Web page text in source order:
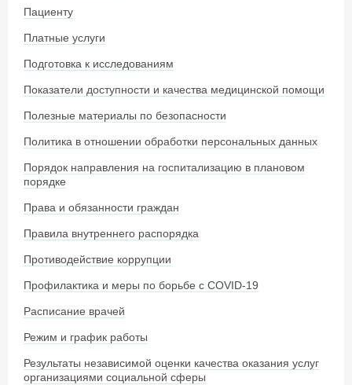
Пациенту
Платные услуги
Подготовка к исследованиям
Показатели доступности и качества медицинской помощи
Полезные материалы по безопасности
Политика в отношении обработки персональных данных
Порядок направления на госпитализацию в плановом
порядке
Права и обязанности граждан
Правила внутреннего распорядка
Противодействие коррупции
Профилактика и меры по борьбе с COVID-19
Расписание врачей
Режим и график работы
Результаты независимой оценки качества оказания услуг
организациями социальной сферы